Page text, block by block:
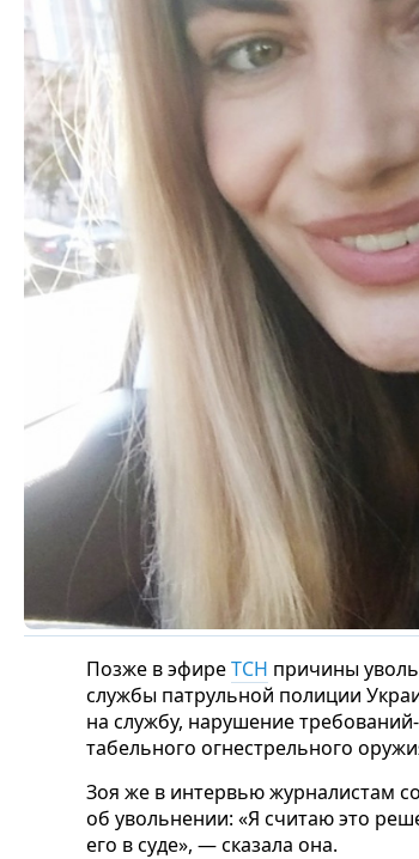
Позже в эфиреТСН причины
службы патрульной полиции
на службу, нарушение
табельного огнестрельного
Зоя же в интервью журналистам
об увольнении: «Я считаю это
его в суде», — сказала она.